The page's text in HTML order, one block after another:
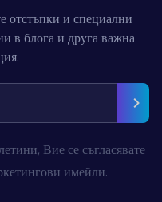
и специални
в блога и друга важна
Вие се съгласявате
имейли.